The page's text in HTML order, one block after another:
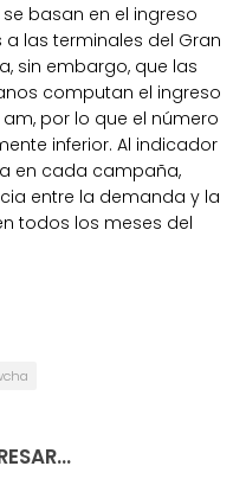
basan en el ingreso
las terminales del Gran
sin embargo, que las
computan el ingreso
por lo que el número
inferior. Al indicador
en cada campaña,
entre la demanda y la
todos los meses del